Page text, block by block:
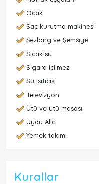
Ocak
Saç kurutma makinesi
Şezlong ve Şemsiye
Sıcak su
Sigara içilmez
Su ısıtıcısı
Televizyon
Ütü ve ütü masası
Uydu Alıcı
Yemek takımı
Kurallar